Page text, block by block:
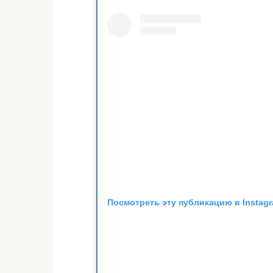
Посмотреть эту публикацию в